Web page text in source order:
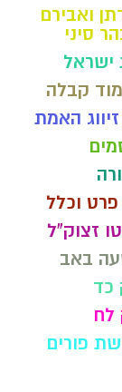
ואבירם
סיני
ישראל
קבלה
האמת
פרט וכלל
זצוק"ל
באב
כד
לח
פורים